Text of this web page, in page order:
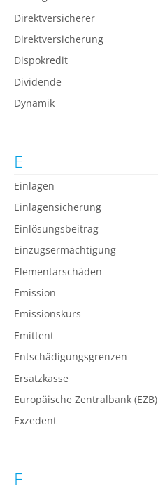
Direktversicherer
Direktversicherung
Dispokredit
Dividende
Dynamik
E
Einlagen
Einlagensicherung
Einlösungsbeitrag
Einzugsermächtigung
Elementarschäden
Emission
Emissionskurs
Emittent
Entschädigungsgrenzen
Ersatzkasse
Europäische Zentralbank (EZB)
Exzedent
F